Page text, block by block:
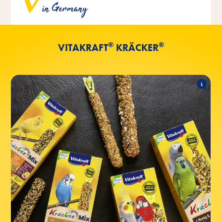
in Germany
hauseigenen Vitakraft Bäckerei hergestellt.
VITAKRAFT® KRÄCKER®
Kräcker
®
Classic
Folgende Produkte zählen zum Sortiment:
Kräcker
®
mit Popcorn & Honig
Kräcker
mit Orange & Aprikose
Kräcker
®
mit Sesam & Banane
Kräcker
®
mit Ei & Grassamen